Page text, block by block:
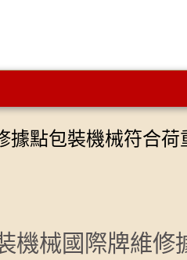
據點包裝機械符合
機械國際牌維修